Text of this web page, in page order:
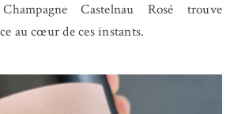
Castelnau Rosé trouve
au cœur de ces instants.